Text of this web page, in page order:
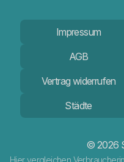
Impressum
AGB
Vertrag widerrufen
Städte
© 2026
Hier vergleichen